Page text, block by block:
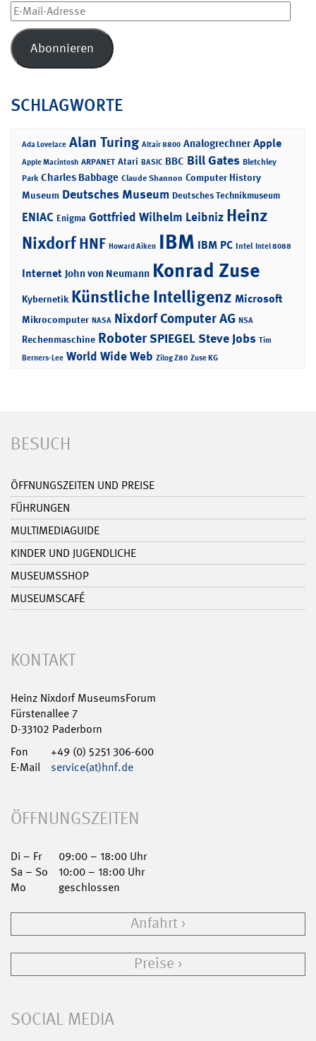
E-
Mail-
Adresse
Abonnieren
SCHLAGWORTE
Ada Lovelace Alan Turing Altair 8800 Analogrechner Apple
Apple Macintosh ARPANET Atari BASIC BBC Bill Gates Bletchley
Park Charles Babbage Claude Shannon Computer History
Museum Deutsches Museum Deutsches Technikmuseum
ENIAC Enigma Gottfried Wilhelm Leibniz Heinz
NixdorfHNF Howard Aiken IBM IBM PC Intel Intel 8088
Internet John von Neumann Konrad Zuse
Kybernetik Künstliche Intelligenz Microsoft
Mikrocomputer NASA Nixdorf Computer AG NSA
Rechenmaschine RoboterSPIEGELSteve Jobs Tim
Berners-Lee World Wide Web Zilog Z80 Zuse KG
BESUCH
ÖFFNUNGSZEITEN UND PREISE
FÜHRUNGEN
MULTIMEDIAGUIDE
KINDER UND JUGENDLICHE
MUSEUMSSHOP
MUSEUMSCAFÉ
KONTAKT
Heinz Nixdorf MuseumsForum
Fürstenallee 7
D-33102 Paderborn
Fon
+49 (0) 5251 306-600
E-Mail
service(at)hnf.de
ÖFFNUNGSZEITEN
Di – Fr
09:00 – 18:00 Uhr
Sa – So
10:00 – 18:00 Uhr
Mo
geschlossen
Anfahrt
Preise
SOCIAL MEDIA